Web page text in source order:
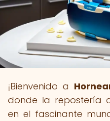
¡Bienvenido a
donde la repostería
en el fascinante